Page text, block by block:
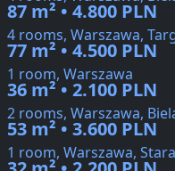
87 m² • 4.800 PLN
4 rooms, Warszawa,
77 m² • 4.500 PLN
1 room, Warszawa
36 m² • 2.100 PLN
2 rooms, Warszawa,
53 m² • 3.600 PLN
1 room, Warszawa,